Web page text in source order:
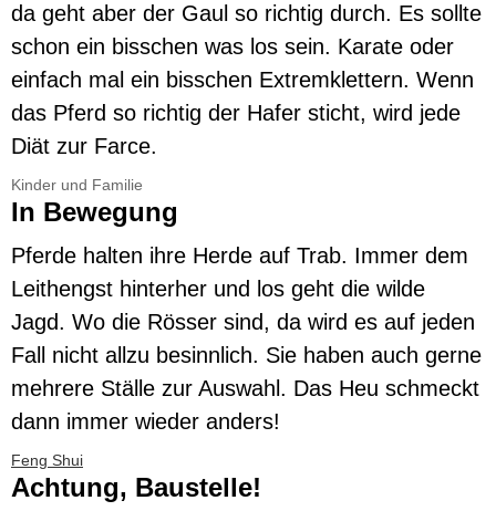
da geht aber der Gaul so richtig durch. Es sollte
schon ein bisschen was los sein. Karate oder
einfach mal ein bisschen Extremklettern. Wenn
das Pferd so richtig der Hafer sticht, wird jede
Diät zur Farce.
Kinder und Familie
In Bewegung
Pferde halten ihre Herde auf Trab. Immer dem
Leithengst hinterher und los geht die wilde
Jagd. Wo die Rösser sind, da wird es auf jeden
Fall nicht allzu besinnlich. Sie haben auch gerne
mehrere Ställe zur Auswahl. Das Heu schmeckt
dann immer wieder anders!
Feng Shui
Achtung, Baustelle!